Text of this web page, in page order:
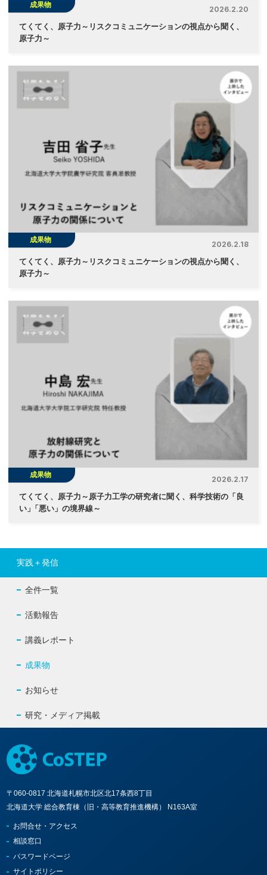
成果物
2026.2.20
てくてく、原子力～リスクコミュニケーションの視点から聞く、
原子力～
成果物
2026.2.18
てくてく、原子力～リスクコミュニケーションの視点から聞く、
原子力～
成果物
2026.2.17
てくてく、原子力～原子力工学の研究者に聞く、科学技術の「良
い」 「悪い」の境界線～
実践＋発信
全件一覧
活動報告
講義レポート
成果物
お知らせ
研究・メディア掲載
〒060-0817 北海道札幌市北区北17条西8丁目
北海道大学 総合教育棟（旧・高等教育推進機構） N163A室
お問合せ・アクセス
相談窓口
パスワードページ
サイトポリシー